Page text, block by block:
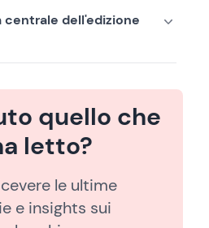
dell'edizione
quello che
letto?
le ultime
e insights sui